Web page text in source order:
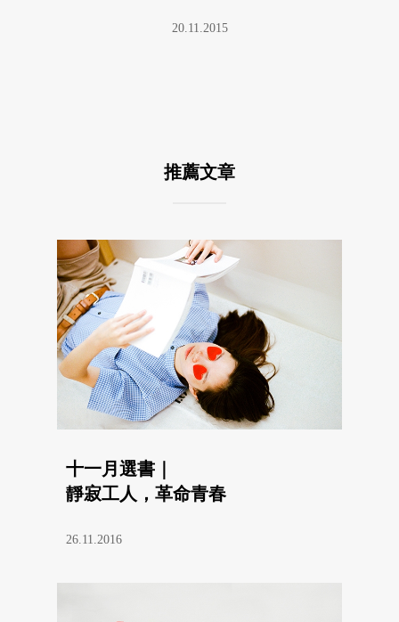
20.11.2015
推薦文章
十一月選書｜
靜寂工人，革命青春
26.11.2016